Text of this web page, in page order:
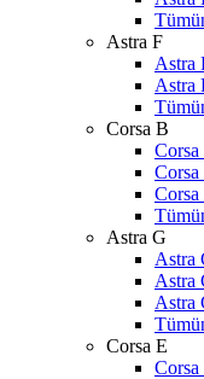
Astra F
Astra
Astra
Corsa B
Astra G
Astra
Astra
Astra
Corsa E